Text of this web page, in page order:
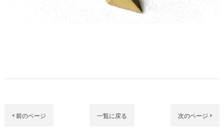
< 前のページ 一覧に戻る 次のページ >